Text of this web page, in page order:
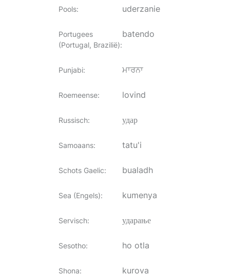
Pools: uderzanie
Portugees
(Portugal, Brazilië):
batendo
Punjabi: ਮਾਰਨਾ
Roemeense: lovind
Russisch: удар
Samoaans: tatu'i
Schots Gaelic: bualadh
Sea (Engels): kumenya
Servisch: ударање
Sesotho: ho otla
Shona: kurova